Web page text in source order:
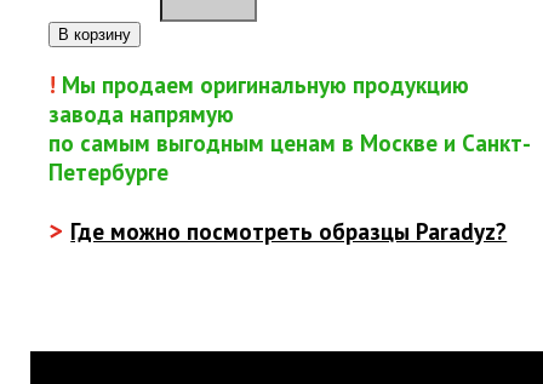
В корзину
! Мы продаем оригинальную продукцию
завода напрямую
по самым выгодным ценам в Москве и Санкт-
Петербурге
> Где можно посмотреть образцы Paradyz?